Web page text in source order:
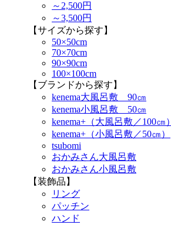
～2,500円
～3,500円
【サイズから探す】
50×50cm
70×70cm
90×90cm
100×100cm
【ブランドから探す】
kenema大風呂敷 90㎝
kenema小風呂敷 50㎝
kenema+（大風呂敷／100㎝）
kenema+（小風呂敷／50㎝）
tsubomi
おかみさん大風呂敷
おかみさん小風呂敷
【装飾品】
リング
パッチン
ハンド